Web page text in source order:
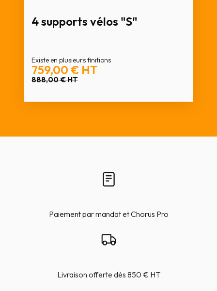
4 supports vélos "S"
Existe en plusieurs finitions
759,00 € HT
888,00 €HT
Paiement par mandat et Chorus Pro
Livraison offerte dès 850 € HT